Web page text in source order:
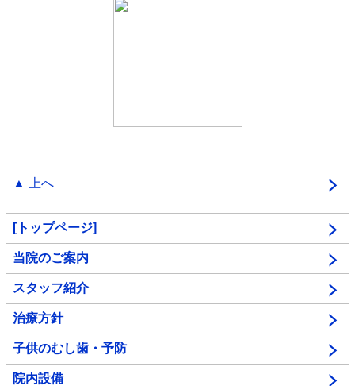
▲ 上へ
[トップページ]
当院のご案内
スタッフ紹介
治療方針
子供のむし歯・予防
院内設備